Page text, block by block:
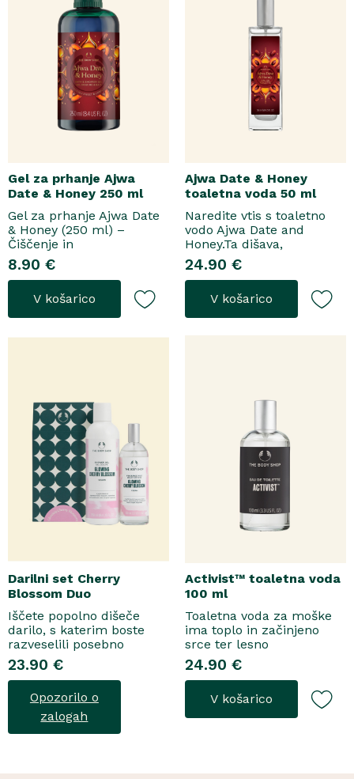
Gel za prhanje Ajwa
Date & Honey 250 ml
Gel za prhanje Ajwa Date
& Honey (250 ml) –
Čiščenje in
pomladitevSpremenite
svoje vsakodnevno
prhanje v razkošen
orientalski ritual z gelom
za prhanje Ajwa Date &
8.90 €
V košarico
Ajwa Date & Honey
toaletna voda 50 ml
Naredite vtis s toaletno
vodo Ajwa Date and
Honey.Ta dišava,
zasnovana tako za
razkošne priložnosti kot
za vsakodnevno nošenje,
se odpre z notami suhega
grozdja, labana in frezije,
24.90 €
V košarico
Darilni set Cherry
Blossom Duo
Iščete popolno dišeče
darilo, s katerim boste
razveselili posebno
osebo? Spoznajte naš
darilni set Cherry Blossom
Duo, popolno harmonijo
nežne nege in razkošnega
vonja, ki poskrbi za dobro
počutje vsak dan. Ta
23.90 €
Opozorilo o
zalogah
Activist™ toaletna voda
100 ml
Toaletna voda za moške
ima toplo in začinjeno
srce ter lesno
osnovo.Topel, začinjen
vonjToaletna voda..
24.90 €
V košarico